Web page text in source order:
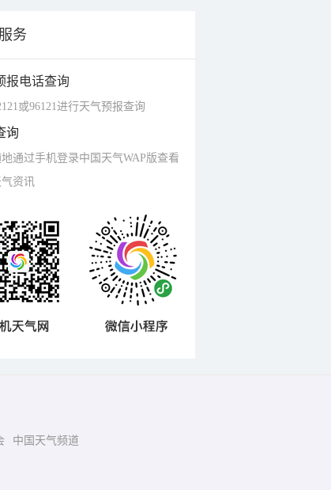
务
报电话查询
或96121进行天气预报查询
询
地通过手机登录中国天气WAP版查看
资讯
中国天气频道